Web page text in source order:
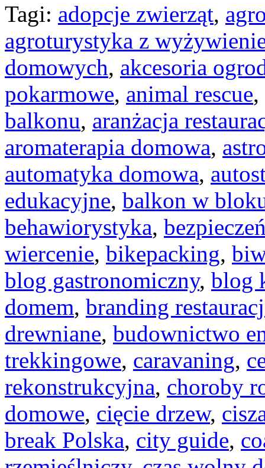
Tagi: adopcje zwierząt,
agroturystyka z
domowych, akcesoria
pokarmowe, animal rescue,
balkonu, aranżacja
aromaterapia domowa,
automatyka domowa,
edukacyjne, balkon w
behawiorystyka,
wiercenie, bikepacking,
blog gastronomiczny, blog
domem, branding
drewniane, budownictwo
trekkingowe, caravaning,
rekonstrukcyjna, choroby
domowe, cięcie drzew,
break Polska, city guide,